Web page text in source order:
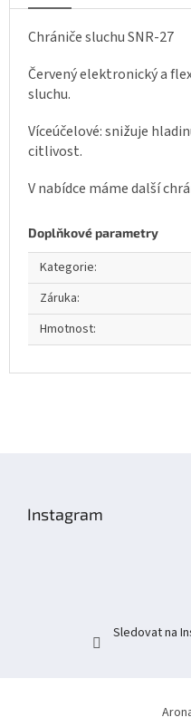
Chrániče sluchu SNR-27
Červený elektronický a
sluchu.
Víceúčelové: snižuje
citlivost.
V nabídce máme další
Doplňkové parametry
Kategorie:
Záruka:
Hmotnost:
Instagram
Sledovat na